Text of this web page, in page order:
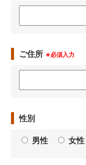
ご住所 ※必須入力
性別
男性 女性